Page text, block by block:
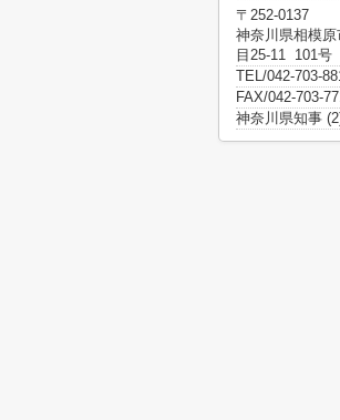
〒252-0137
神奈川県相模
目25-11 101号
TEL/042-703-
FAX/042-703-
神奈川県知事